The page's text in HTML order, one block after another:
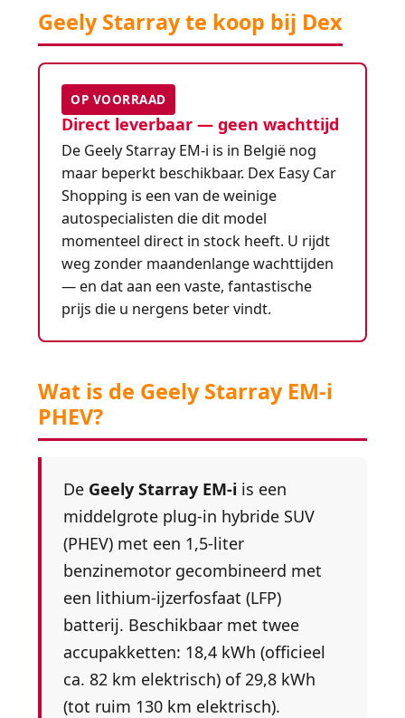
Geely Starray te koop bij Dex
OP VOORRAAD
Direct leverbaar — geen wachttijd
De Geely Starray EM-i is in België nog
maar beperkt beschikbaar. Dex Easy Car
Shopping is een van de weinige
autospecialisten die dit model
momenteel direct in stock heeft. U rijdt
weg zonder maandenlange wachttijden
— en dat aan een vaste, fantastische
prijs die u nergens beter vindt.
Wat is de Geely Starray EM-i
PHEV?
De Geely Starray EM-i is een
middelgrote plug-in hybride SUV
(PHEV) met een 1,5-liter
benzinemotor gecombineerd met
een lithium-ijzerfosfaat (LFP)
batterij. Beschikbaar met twee
accupakketten: 18,4 kWh (officieel
ca. 82 km elektrisch) of 29,8 kWh
(tot ruim 130 km elektrisch).